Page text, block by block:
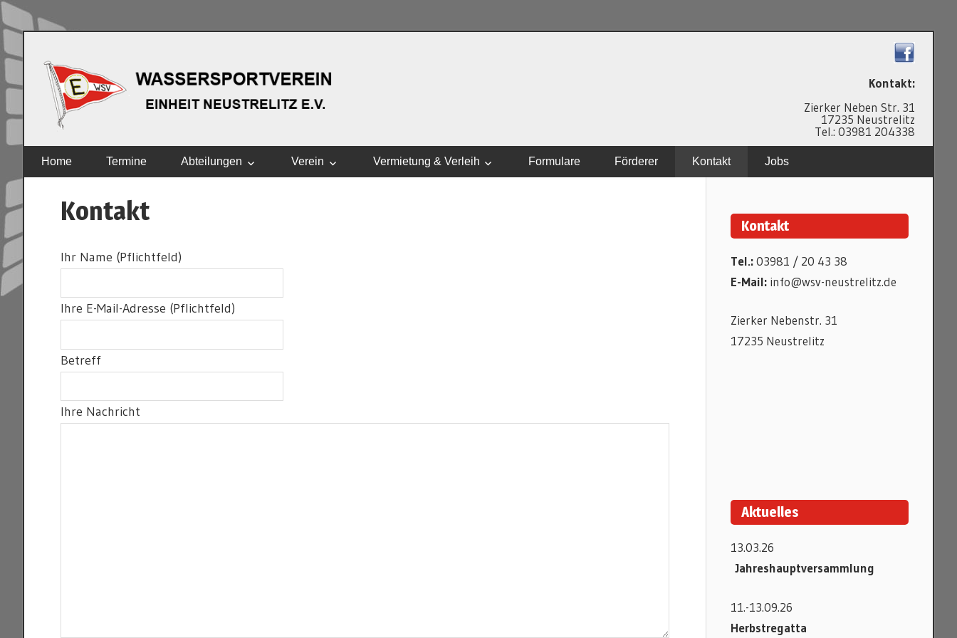
Inhalt
springen
Kontakt:
Zierker Neben Str. 31
17235 Neustrelitz
Tel.: 03981 204338
Home Termine Abteilungen Verein Vermietung & Verleih Formulare Förderer Kontakt Jobs
Kontakt
Ihr Name (Pflichtfeld)
Ihre E-Mail-Adresse (Pflichtfeld)
Betreff
Ihre Nachricht
Kontakt
Tel.:03981 / 20 43 38
E-Mail: info@wsv-neustrelitz.de
Zierker Nebenstr. 31
17235 Neustrelitz
Aktuelles
13.03.26
Jahreshauptversammlung
11.-13.09.26
Herbstregatta